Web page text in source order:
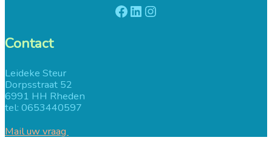
Facebook
LinkedIn
Instagram
Contact
Leideke Steur
Dorpsstraat 52
6991 HH Rheden
tel: 0653440597
Mail uw vraag